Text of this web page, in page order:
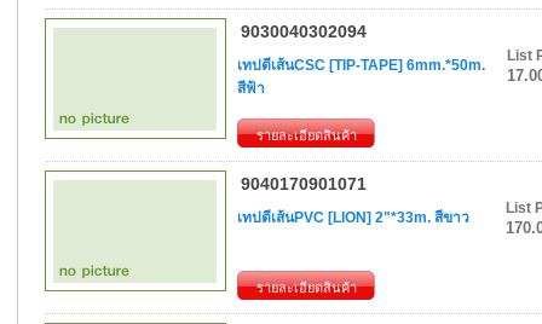
9030040302094
เทปตีเส้นCSC [TIP-TAPE] 6mm.*50m.
สีฟ้า
รายละเอียดสินค้า
List
9040170901071
เทปตีเส้นPVC [LION] 2"*33m. สีขาว
รายละเอียดสินค้า
List